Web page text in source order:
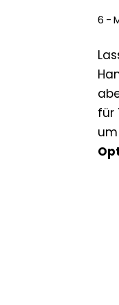
6-
für